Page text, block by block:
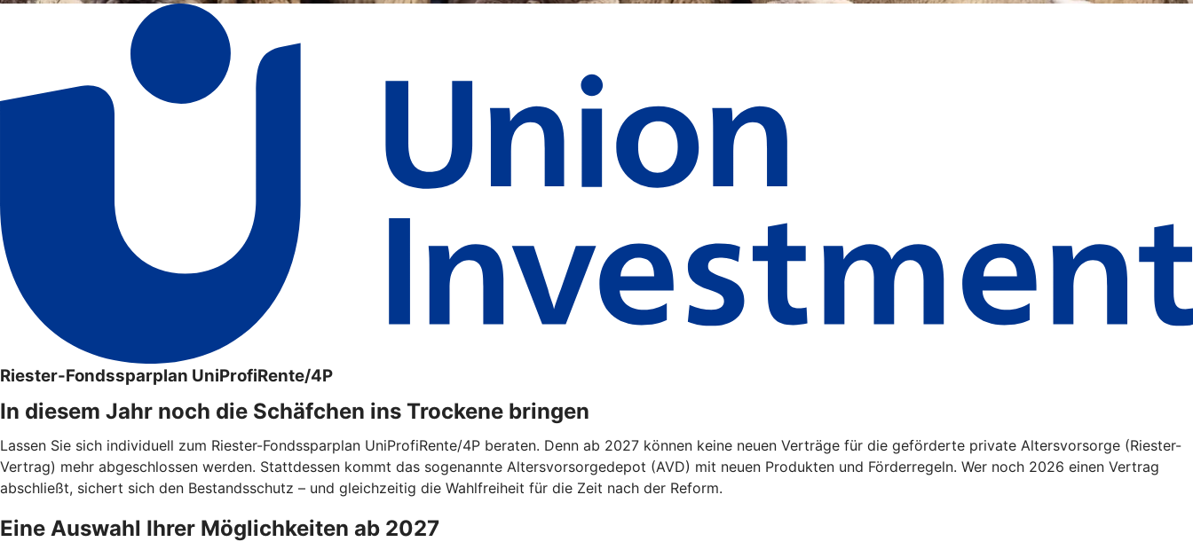
Riester-Fondssparplan UniProfiRente/4P
In diesem Jahr noch die Schäfchen ins Trockene bringen
Lassen Sie sich individuell zum Riester-Fondssparplan UniProfiRente/4P beraten. Denn ab 2027 können keine neuen Verträge für die geförderte private Altersvorsorge (Riester-
Vertrag) mehr abgeschlossen werden. Stattdessen kommt das sogenannte Altersvorsorgedepot (AVD) mit neuen Produkten und Förderregeln. Wer noch 2026 einen Vertrag
abschließt, sichert sich den Bestandsschutz – und gleichzeitig die Wahlfreiheit für die Zeit nach der Reform.
Eine Auswahl Ihrer Möglichkeiten ab 2027